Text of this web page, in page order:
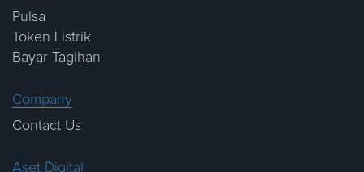
Pulsa
Token Listrik
Bayar Tagihan
Company
Contact Us
Aset Digital